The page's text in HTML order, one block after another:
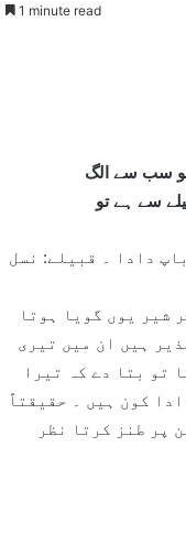
1 minute read
سب سے الگ
سے ہے تو
دادا ۔ قبیلے: نسل
شیر یوں گویا ہوتا
ہیں ان میں تیری
تو بتا دے کہ تیرا
کون ہیں ۔ حقیقتاً
پر طنز کرتا نظر